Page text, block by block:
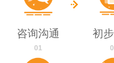
咨询沟通
01
初